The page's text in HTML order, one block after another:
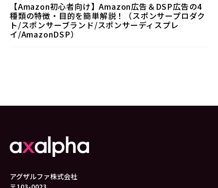
【Amazon初心者向け】Amazon広告＆DSP広告の4
種類の特徴・目的を簡単解説！（スポンサープロダク
ト/スポンサーブランド/スポンサーディスプレ
イ/AmazonDSP）
アグザルファ株式会社